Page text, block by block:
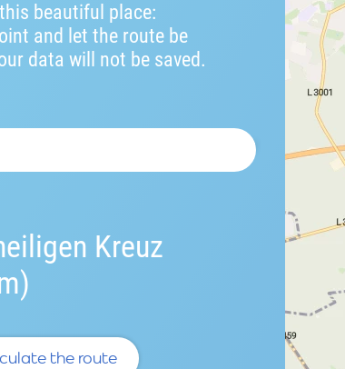
beautiful place:
and let the route be
data will not be saved.
Kreuz
the route